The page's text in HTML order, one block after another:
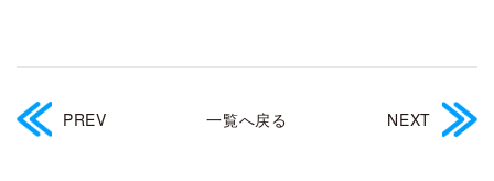
PREV 一覧へ戻る NEXT